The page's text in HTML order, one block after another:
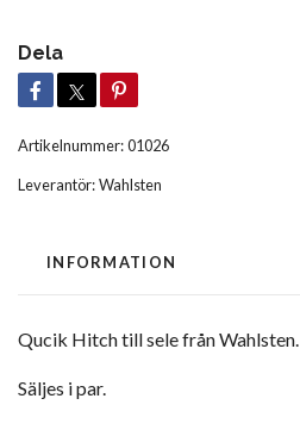
Dela
Artikelnummer:01026
Leverantör:Wahlsten
INFORMATION
Qucik Hitch till sele från Wahlsten.
Säljes i par.